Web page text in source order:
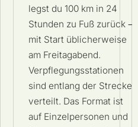
legst du 100 km in 24
Stunden zu Fuß zurück –
mit Start üblicherweise
am Freitagabend.
Verpflegungsstationen
sind entlang der Strecke
verteilt. Das Format ist
auf Einzelpersonen und